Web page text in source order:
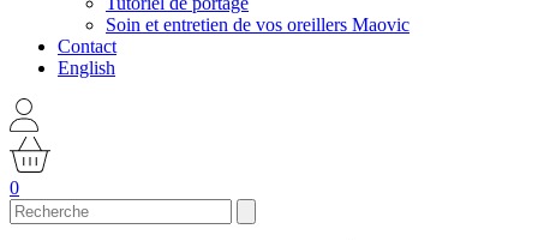
Soin et entretien de vos oreillers Maovic
Contact
English
0